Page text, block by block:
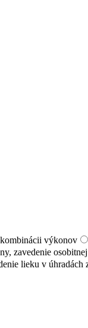
výkonov
zavedenie
lieku v